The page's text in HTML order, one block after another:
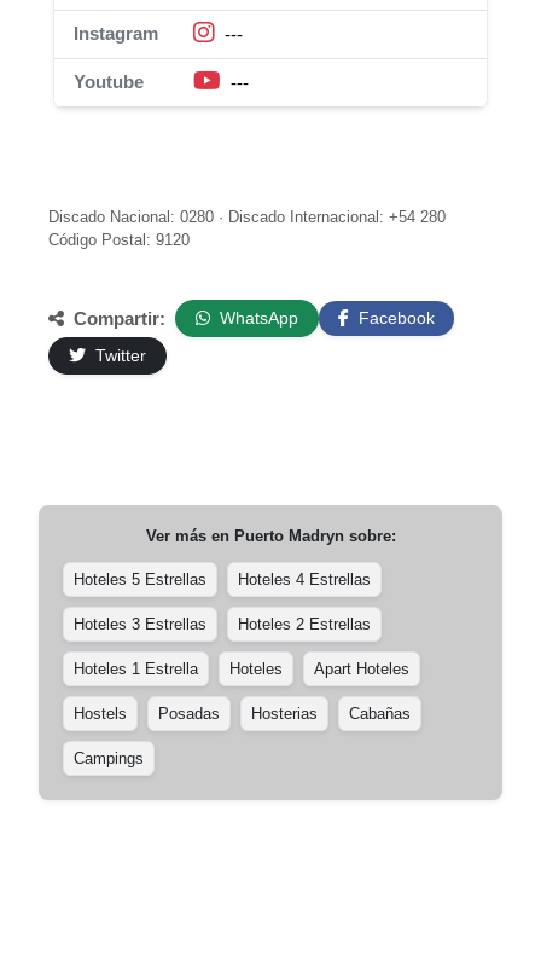
Instagram ---
Youtube ---
Discado Nacional: 0280 · Discado Internacional: +54 280
Código Postal: 9120
Compartir: WhatsApp
Facebook
Twitter
Ver más en Puerto Madrynsobre:
Hoteles 5 Estrellas Hoteles 4 Estrellas
Hoteles 3 Estrellas Hoteles 2 Estrellas
Hoteles 1 Estrella Hoteles Apart Hoteles
Hostels Posadas Hosterias Cabañas
Campings